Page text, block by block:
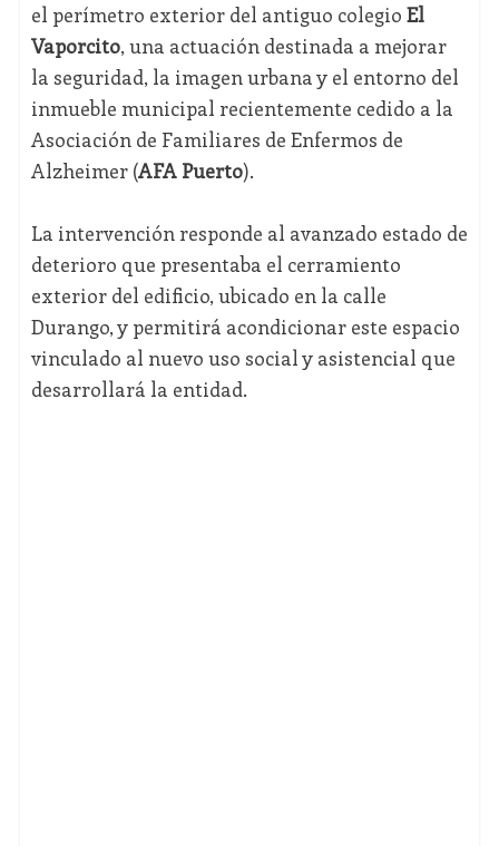
el perímetro exterior del antiguo colegio El
Vaporcito, una actuación destinada a mejorar
la seguridad, la imagen urbana y el entorno del
inmueble municipal recientemente cedido a la
Asociación de Familiares de Enfermos de
Alzheimer (AFA Puerto).
La intervención responde al avanzado estado de
deterioro que presentaba el cerramiento
exterior del edificio, ubicado en la calle
Durango, y permitirá acondicionar este espacio
vinculado al nuevo uso social y asistencial que
desarrollará la entidad.